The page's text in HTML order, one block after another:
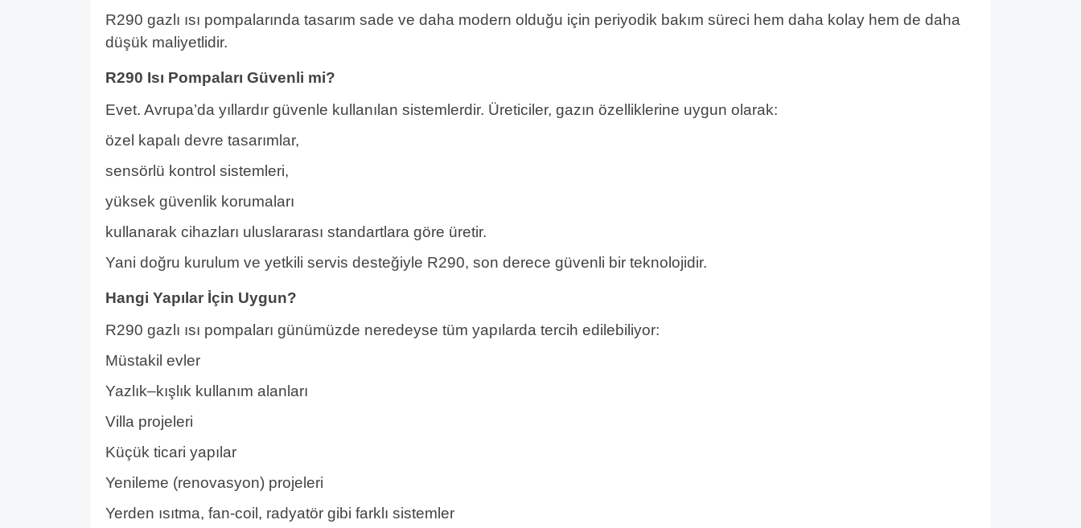
R290 gazlı ısı pompalarında tasarım sade ve daha modern olduğu için periyodik bakım süreci hem daha kolay hem de daha
düşük maliyetlidir.
R290 Isı Pompaları Güvenli mi?
Evet. Avrupa’da yıllardır güvenle kullanılan sistemlerdir. Üreticiler, gazın özelliklerine uygun olarak:
özel kapalı devre tasarımlar,
sensörlü kontrol sistemleri,
yüksek güvenlik korumaları
kullanarak cihazları uluslararası standartlara göre üretir.
Yani doğru kurulum ve yetkili servis desteğiyle R290, son derece güvenli bir teknolojidir.
Hangi Yapılar İçin Uygun?
R290 gazlı ısı pompaları günümüzde neredeyse tüm yapılarda tercih edilebiliyor:
Müstakil evler
Yazlık–kışlık kullanım alanları
Villa projeleri
Küçük ticari yapılar
Yenileme (renovasyon) projeleri
Yerden ısıtma, fan-coil, radyatör gibi farklı sistemler